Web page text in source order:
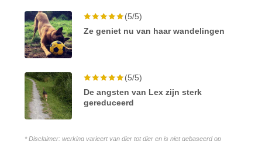
(5/5)
Ze geniet nu van haar wandelingen
(5/5)
De angsten van Lex zijn sterk
gereduceerd
* Disclaimer: werking varieert van dier tot dier en is niet gebaseerd op